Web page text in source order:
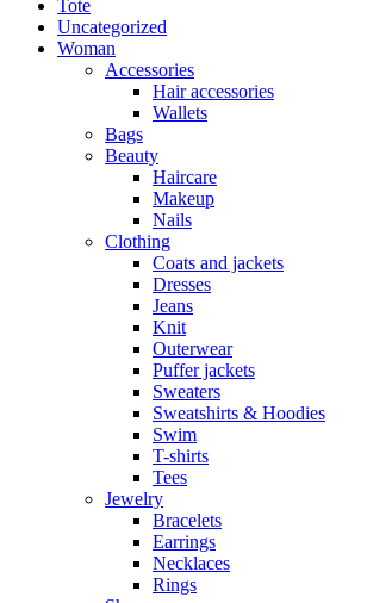
Tote
Uncategorized
Woman
Accessories
Hair accessories
Wallets
Bags
Beauty
Haircare
Makeup
Nails
Clothing
Coats and jackets
Dresses
Jeans
Knit
Outerwear
Puffer jackets
Sweaters
Sweatshirts & Hoodies
Swim
T-shirts
Tees
Jewelry
Bracelets
Earrings
Necklaces
Rings